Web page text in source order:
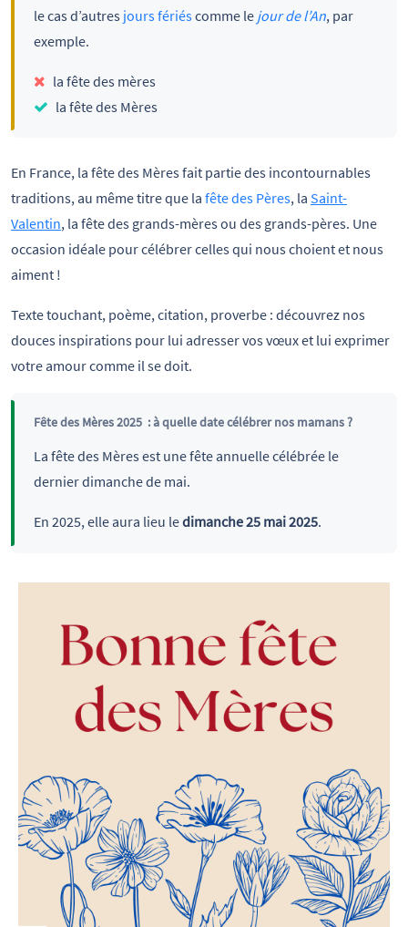
le cas d’autres jours fériéscomme le jour de l’An, par
exemple.
la fête des mères
la fête des Mères
En France, la fête des Mères fait partie des incontournables
traditions, au même titre que la fête des Pères, la Saint-
Valentin, la fête des grands-mères ou des grands-pères. Une
occasion idéale pour célébrer celles qui nous choient et nous
aiment !
Texte touchant, poème, citation, proverbe : découvrez nos
douces inspirations pour lui adresser vos vœux et lui exprimer
votre amour comme il se doit.
Fête des Mères 2025 : à quelle date célébrer nos mamans ?
La fête des Mères est une fête annuelle célébrée le
dernier dimanche de mai.
En 2025, elle aura lieu ledimanche 25 mai 2025.